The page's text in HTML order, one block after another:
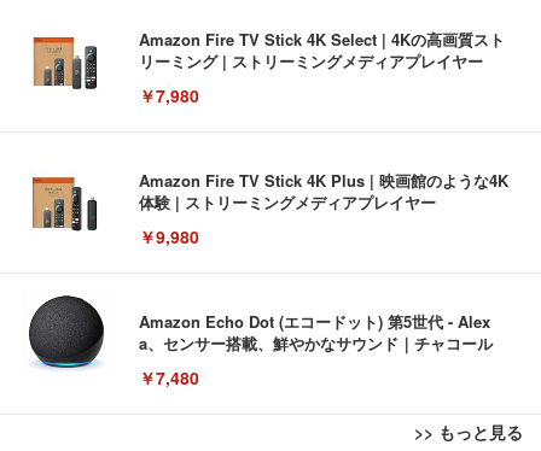
Amazon Fire TV Stick 4K Select | 4Kの高画質スト
リーミング | ストリーミングメディアプレイヤー
￥7,980
Amazon Fire TV Stick 4K Plus | 映画館のような4K
体験 | ストリーミングメディアプレイヤー
￥9,980
Amazon Echo Dot (エコードット) 第5世代 - Alex
a、センサー搭載、鮮やかなサウンド｜チャコール
￥7,480
>> もっと見る